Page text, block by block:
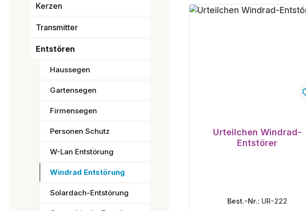
Kerzen
Transmitter
Entstören
Haussegen
Gartensegen
Firmensegen
Personen Schutz
W-Lan Entstörung
Windrad Entstörung
Solardach-Entstörung
Urteilchen Windrad-
Entstörer
Best.-Nr.: UR-222